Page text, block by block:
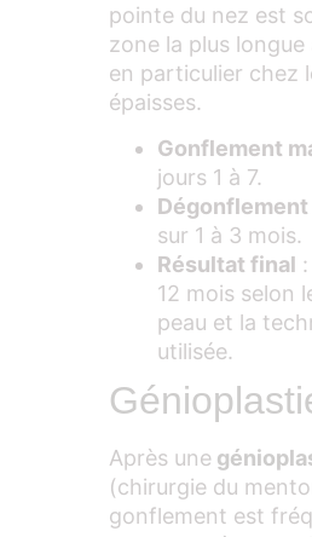
pointe du nez est
zone la plus longue
en particulier chez
épaisses.
Gonflement
jours 1 à 7.
sur 1 à 3 mois.
Résultat final
12 mois selon
peau et la
utilisée.
Après une
(chirurgie du
gonflement est